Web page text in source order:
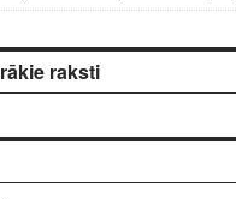
raksti